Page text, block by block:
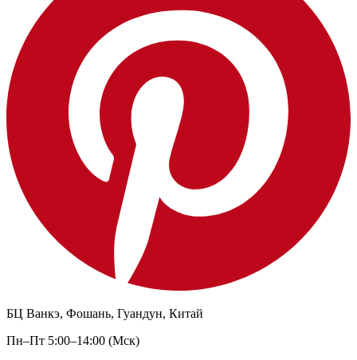
БЦ Ванкэ, Фошань, Гуандун, Китай
Пн–Пт 5:00–14:00 (Мск)